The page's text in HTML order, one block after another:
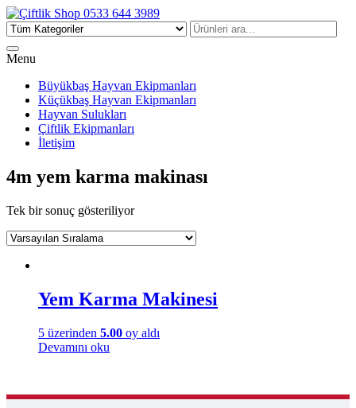
Çiftlik Shop 0533 644 3989
Menu
Büyükbaş Hayvan Ekipmanları
Küçükbaş Hayvan Ekipmanları
Hayvan Sulukları
Çiftlik Ekipmanları
İletişim
4m yem karma makinası
Tek bir sonuç gösteriliyor
Yem Karma Makinesi
5 üzerinden 5.00 oy aldı
Devamını oku